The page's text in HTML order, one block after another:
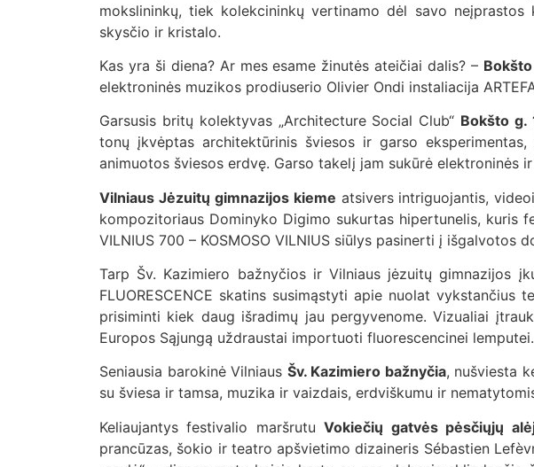
mokslininkų, tiek kolekcininkų vertinamo dėl savo
skysčio ir kristalo.
Kas yra ši diena? Ar mes esame žinutės ateičiai dalis? –
elektroninės muzikos prodiuserio Olivier Ondi instaliacija
Garsusis britų kolektyvas „Architecture Social Club“ Bokšto g.
tonų įkvėptas architektūrinis šviesos ir garso
animuotos šviesos erdvę. Garso takelį jam sukūrė elektroninės
Vilniaus Jėzuitų gimnazijos kieme atsivers intriguojantis,
kompozitoriaus Dominyko Digimo sukurtas hipertunelis, kuris
VILNIUS 700 – KOSMOSO VILNIUS siūlys pasinerti į išgalvotos
Tarp Šv. Kazimiero bažnyčios ir Vilniaus jėzuitų gimnazijos
FLUORESCENCE skatins susimąstyti apie nuolat
prisiminti kiek daug išradimų jau pergyvenome. Vizualiai
Europos Sąjungą uždraustai importuoti fluorescencinei lemputei.
Seniausia barokinė Vilniaus Šv. Kazimiero bažnyčia, nušviesta
su šviesa ir tamsa, muzika ir vaizdais, erdviškumu ir
Keliaujantys festivalio maršrutuVokiečių gatvės pėsčiųjų
prancūzas, šokio ir teatro apšvietimo dizaineris Sébastien